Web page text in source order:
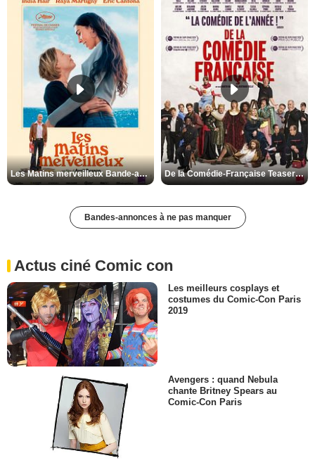
Les Matins merveilleux Bande-annonce VF De la Comédie-Française Teaser VF
Bandes-annonces à ne pas manquer
Actus ciné Comic con
Les meilleurs cosplays et
costumes du Comic-Con Paris
2019
Avengers : quand Nebula
chante Britney Spears au
Comic-Con Paris